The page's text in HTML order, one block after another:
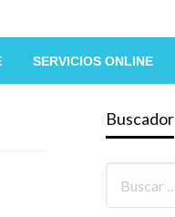
SERVICIOS ONLINE
Buscador